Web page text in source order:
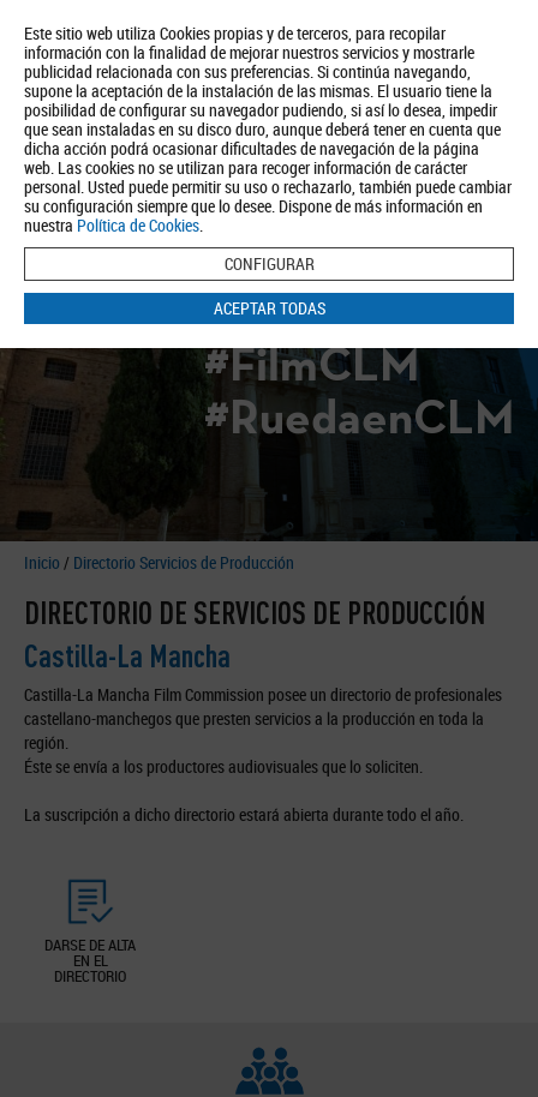
Este sitio web utiliza Cookies propias y de terceros, para recopilar
información con la finalidad de mejorar nuestros servicios y mostrarle
publicidad relacionada con sus preferencias. Si continúa navegando,
supone la aceptación de la instalación de las mismas. El usuario tiene la
posibilidad de configurar su navegador pudiendo, si así lo desea, impedir
que sean instaladas en su disco duro, aunque deberá tener en cuenta que
dicha acción podrá ocasionar dificultades de navegación de la página
web. Las cookies no se utilizan para recoger información de carácter
personal. Usted puede permitir su uso o rechazarlo, también puede cambiar
su configuración siempre que lo desee. Dispone de más información en
nuestra Política de Cookies.
CONFIGURAR
ACEPTAR TODAS
Quiénes somos Turismo Política de Privacidad Aviso Legal
Política de Cookies
BUSCAR
#FilmCLM
#RuedaenCLM
Inicio / Directorio Servicios de Producción
DIRECTORIO DE SERVICIOS DE PRODUCCIÓN
Castilla-La Mancha
Castilla-La Mancha Film Commission posee un directorio de profesionales
castellano-manchegos que presten servicios a la producción en toda la
región.
Éste se envía a los productores audiovisuales que lo soliciten.
La suscripción a dicho directorio estará abierta durante todo el año.
DARSE DE ALTA
EN EL
DIRECTORIO